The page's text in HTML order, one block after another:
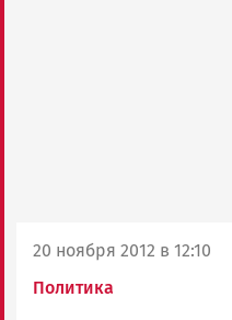
20 ноября 2012 в 12:10
Политика